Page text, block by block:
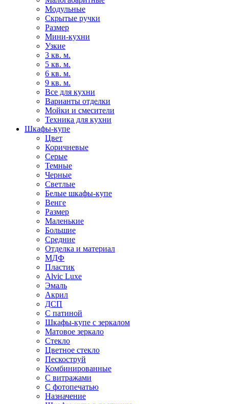
Модульные
Скрытые ручки
Размер
Мини-кухни
Узкие
3 кв. м.
5 кв. м.
6 кв. м.
9 кв. м.
Все для кухни
Варианты отделки
Мойки и смесители
Техника для кухни
Шкафы-купе
Цвет
Коричневые
Серые
Темные
Черные
Светлые
Белые шкафы-купе
Венге
Размер
Маленькие
Большие
Средние
Отделка и материал
МДФ
Пластик
Alvic Luxe
Эмаль
Акрил
ДСП
С патиной
Шкафы-купе с зеркалом
Матовое зеркало
Стекло
Цветное стекло
Пескоструй
Комбинированные
С витражами
С фотопечатью
Назначение